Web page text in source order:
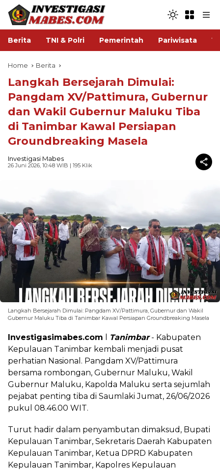
Berita TNI & Polri Pemerintah Pariwisata
Home Berita
Langkah Bersejarah Dimulai:
Pangdam XV/Pattimura, Gubernur
dan Wakil Gubernur Maluku Tiba
di Tanimbar Kawal Persiapan
Groundbreaking Masela
Investigasi Mabes
26 Juni 2026, 10:48 WIB | 195 Klik
Langkah Bersejarah Dimulai: Pangdam XV/Pattimura, Gubernur dan Wakil
Gubernur Maluku Tiba di Tanimbar Kawal Persiapan Groundbreaking Masela
Investigasimabes.com Tanimbar- Kabupaten
Kepulauan Tanimbar kembali menjadi pusat
perhatian Nasional. Pangdam XV/Pattimura
bersama rombongan, Gubernur Maluku, Wakil
Gubernur Maluku, Kapolda Maluku serta sejumlah
pejabat penting tiba di Saumlaki Jumat, 26/06/2026
pukul 08.46.00 WIT.
Turut hadir dalam penyambutan dimaksud, Bupati
Kepulauan Tanimbar, Sekretaris Daerah Kabupaten
Kepulauan Tanimbar, Ketua DPRD Kabupaten
Kepulauan Tanimbar, Kapolres Kepulauan